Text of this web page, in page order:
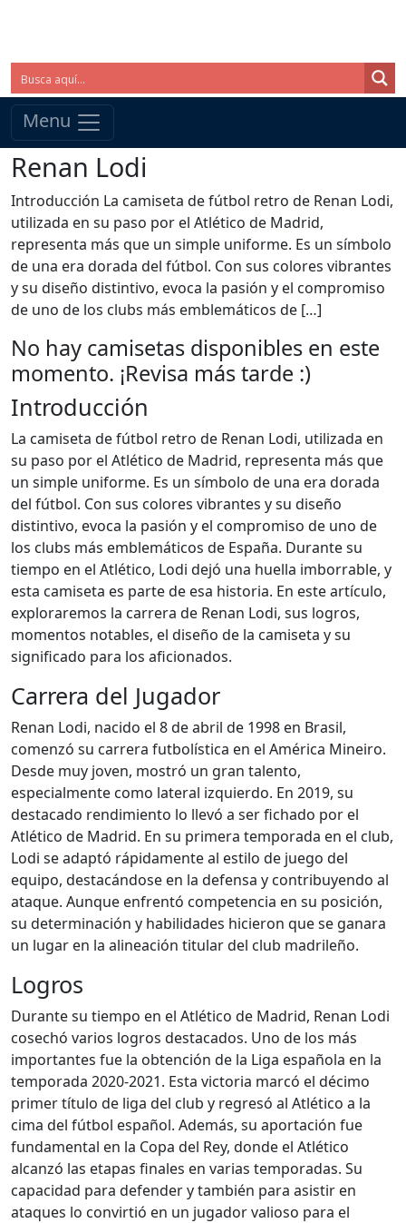
Menu
Renan Lodi
Introducción La camiseta de fútbol retro de Renan Lodi,
utilizada en su paso por el Atlético de Madrid,
representa más que un simple uniforme. Es un símbolo
de una era dorada del fútbol. Con sus colores vibrantes
y su diseño distintivo, evoca la pasión y el compromiso
de uno de los clubs más emblemáticos de […]
No hay camisetas disponibles en este
momento. ¡Revisa más tarde :)
Introducción
La camiseta de fútbol retro de Renan Lodi, utilizada en
su paso por el Atlético de Madrid, representa más que
un simple uniforme. Es un símbolo de una era dorada
del fútbol. Con sus colores vibrantes y su diseño
distintivo, evoca la pasión y el compromiso de uno de
los clubs más emblemáticos de España. Durante su
tiempo en el Atlético, Lodi dejó una huella imborrable, y
esta camiseta es parte de esa historia. En este artículo,
exploraremos la carrera de Renan Lodi, sus logros,
momentos notables, el diseño de la camiseta y su
significado para los aficionados.
Carrera del Jugador
Renan Lodi, nacido el 8 de abril de 1998 en Brasil,
comenzó su carrera futbolística en el América Mineiro.
Desde muy joven, mostró un gran talento,
especialmente como lateral izquierdo. En 2019, su
destacado rendimiento lo llevó a ser fichado por el
Atlético de Madrid. En su primera temporada en el club,
Lodi se adaptó rápidamente al estilo de juego del
equipo, destacándose en la defensa y contribuyendo al
ataque. Aunque enfrentó competencia en su posición,
su determinación y habilidades hicieron que se ganara
un lugar en la alineación titular del club madrileño.
Logros
Durante su tiempo en el Atlético de Madrid, Renan Lodi
cosechó varios logros destacados. Uno de los más
importantes fue la obtención de la Liga española en la
temporada 2020-2021. Esta victoria marcó el décimo
primer título de liga del club y regresó al Atlético a la
cima del fútbol español. Además, su aportación fue
fundamental en la Copa del Rey, donde el Atlético
alcanzó las etapas finales en varias temporadas. Su
capacidad para defender y también para asistir en
ataques lo convirtió en un jugador valioso para el